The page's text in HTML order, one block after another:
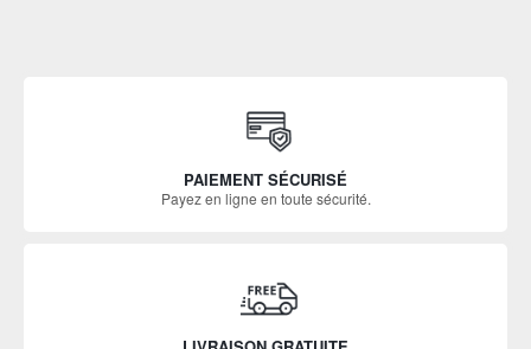
PAIEMENT SÉCURISÉ
Payez en ligne en toute sécurité.